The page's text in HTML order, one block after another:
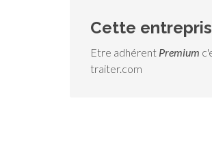
Cette
Etre adhérent Premium
traiter.com